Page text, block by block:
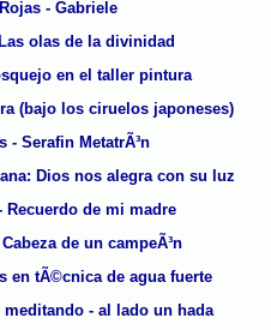
- Gabriele
olas de la divinidad
en el taller pintura
(bajo los ciruelos japoneses)
- Serafin MetatrÃ³n
Dios nos alegra con su luz
Recuerdo de mi madre
de un campeÃ³n
en tÃ©cnica de agua fuerte
- al lado un hada